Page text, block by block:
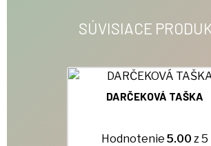
SÚVISIACE
DARČEKOVÁ TAŠKA
Hodnotenie 5.00 z 5